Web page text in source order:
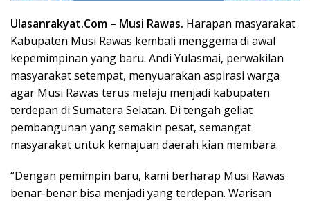
Ulasanrakyat.Com – Musi Rawas. Harapan masyarakat
Kabupaten Musi Rawas kembali menggema di awal
kepemimpinan yang baru. Andi Yulasmai, perwakilan
masyarakat setempat, menyuarakan aspirasi warga
agar Musi Rawas terus melaju menjadi kabupaten
terdepan di Sumatera Selatan. Di tengah geliat
pembangunan yang semakin pesat, semangat
masyarakat untuk kemajuan daerah kian membara.
“Dengan pemimpin baru, kami berharap Musi Rawas
benar-benar bisa menjadi yang terdepan. Warisan